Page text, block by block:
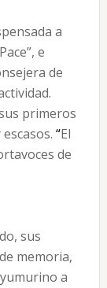
a
e
de
primeros
“El
de
sus
memoria,
a